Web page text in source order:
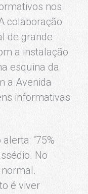
nos
colaboração
de grande
a instalação
esquina da
a Avenida
informativas
“75%
No
é viver